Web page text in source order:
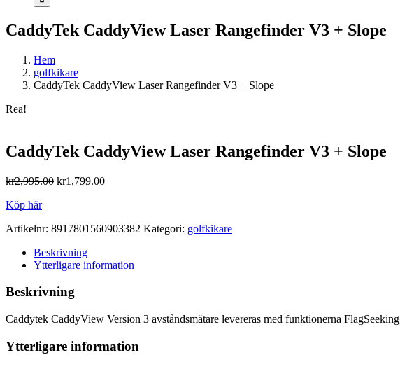
CaddyTek CaddyView Laser Rangefinder V3 + Slope
Hem
golfkikare
CaddyTek CaddyView Laser Rangefinder V3 + Slope
Rea!
CaddyTek CaddyView Laser Rangefinder V3 + Slope
kr2,995.00 Det
kr2,995.00.
kr1,799.00Det
kr1,799.00.
Köp här
Artikelnr: 8917801560903382 Kategori: golfkikare
Beskrivning
Ytterligare information
Beskrivning
Caddytek CaddyView Version 3 avståndsmätare levereras med funktionerna
Ytterligare information